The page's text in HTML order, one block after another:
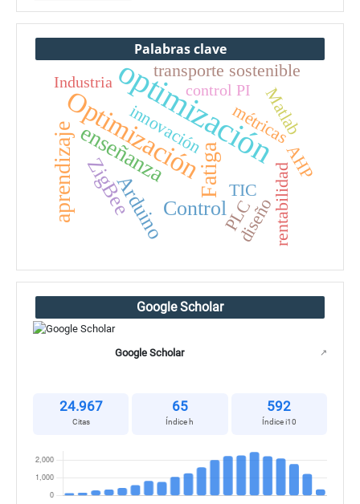
Palabras clave
optimización
OptimizaciónFatiga
enseñanza
aprendizaje Arduino
ZigBee Control
métricas
TIC
innovación
PLC rentabilidad
transporte sostenible
AHP
Matlab
diseño
control PI
Industria
Google Scholar
Google Scholar ↗
24.967
Citas
65
Índice h
592
Índice i10